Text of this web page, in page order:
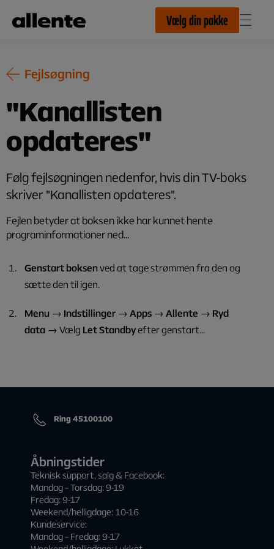
Vælg din pakke
Fejlsøgning
"Kanallisten
opdateres"
Følg fejlsøgningen nedenfor, hvis din TV-boks
skriver "Kanallisten opdateres".
Fejlen betyder at boksen ikke har kunnet hente
programinformationer ned...
Genstart boksenved at tage strømmen fra den og
sætte den til igen.
Menu → Indstillinger → Apps → Allente → Ryd
data → Vælg Let Standbyefter genstart...
Ring 45100100
Åbningstider
Teknisk support, salg & Facebook:
Mandag – Torsdag: 9-19
Fredag: 9-17
Weekend/helligdage: 10-16
Kundeservice:
Mandag – Fredag: 9-17